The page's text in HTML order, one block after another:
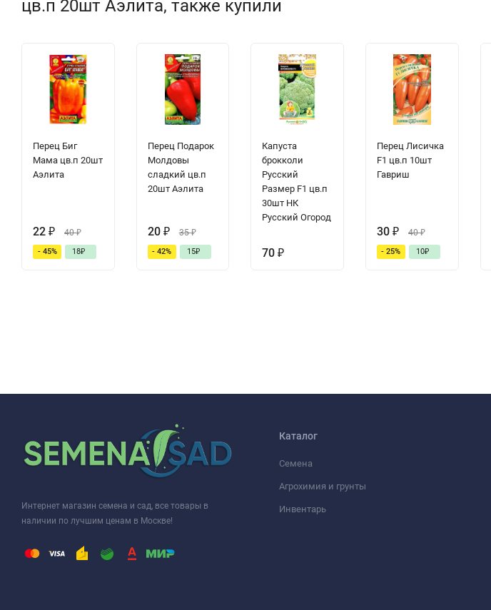
цв.п 20шт Аэлита, также купили
Перец Биг
Мама цв.п 20шт
Аэлита
22 ₽ 40₽
- 45% 18₽
Перец Подарок
Молдовы
сладкий цв.п
20шт Аэлита
20 ₽ 35₽
- 42% 15₽
Капуста
брокколи
Русский
Размер F1 цв.п
30шт НК
Русский Огород
70₽
Перец Лисичка
F1 цв.п 10шт
Гавриш
30 ₽ 40₽
- 25% 10₽
Интернет магазин семена и сад, все товары в
наличии по лучшим ценам в Москве!
Каталог
Семена
Агрохимия и грунты
Инвентарь